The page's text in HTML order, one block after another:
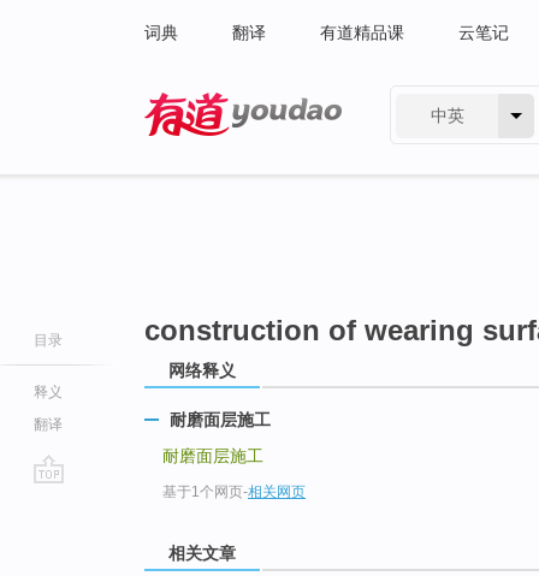
词典 翻译 有道精品课 云笔记
中英
目录
释义
翻译
construction of wearing
网络释义
耐磨面层施工
耐磨面层施工
基于1个网页-相关网页
相关文章